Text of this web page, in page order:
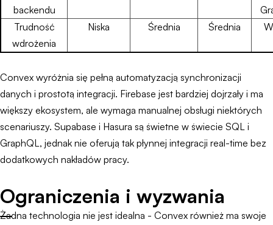
backendu
Trudność
wdrożenia
Niska Średnia Średnia
Convex wyróżnia się pełną automatyzacją synchronizacji
danych i prostotą integracji. Firebase jest bardziej dojrzały i ma
większy ekosystem, ale wymaga manualnej obsługi niektórych
scenariuszy. Supabase i Hasura są świetne w świecie SQL i
GraphQL, jednak nie oferują tak płynnej integracji real-time bez
dodatkowych nakładów pracy.
Ograniczenia i wyzwania
Żadna technologia nie jest idealna - Convex również ma swoje